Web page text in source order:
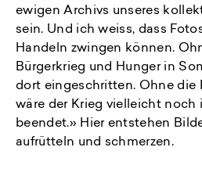
ewigen Archivs unseres
sein. Und ich weiss, dass
Handeln zwingen können.
Bürgerkrieg und Hunger in
dort eingeschritten. Ohne die
wäre der Krieg vielleicht noch
beendet.» Hier entstehen
aufrütteln und schmerzen.